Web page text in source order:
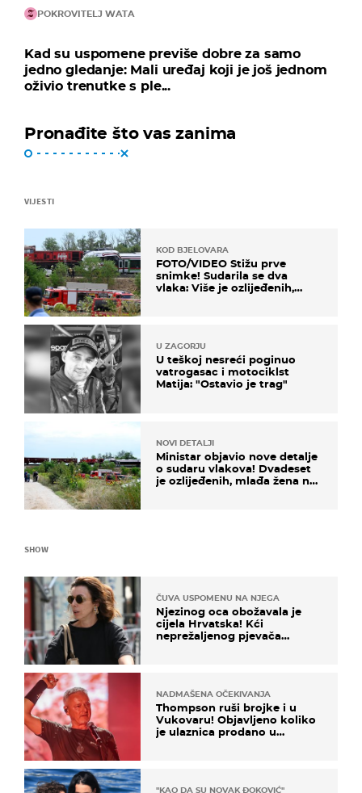
POKROVITELJ WATA
Kad su uspomene previše dobre za samo
jedno gledanje: Mali uređaj koji je još jednom
oživio trenutke s ple...
Pronađite što vas zanima
VIJESTI
KOD BJELOVARA
FOTO/VIDEO Stižu prve
snimke! Sudarila se dva
vlaka: Više je ozlijeđenih,
U ZAGORJU
U teškoj nesreći poginuo
vatrogasac i motociklst
Matija: "Ostavio je trag"
NOVI DETALJI
Ministar objavio nove detalje
o sudaru vlakova! Dvadeset
je ozlijeđenih, mlađa žena na
SHOW
ČUVA USPOMENU NA NJEGA
Njezinog oca obožavala je
cijela Hrvatska! Kći
neprežaljenog pjevača
NADMAŠENA OČEKIVANJA
Thompson ruši brojke i u
Vukovaru! Objavljeno koliko
je ulaznica prodano u
"KAO DA SU NOVAK ĐOKOVIĆ"